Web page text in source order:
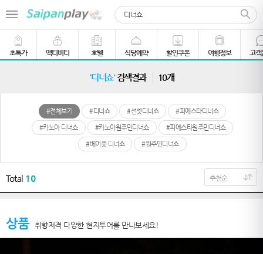
초특가 액티비티 호텔 식당예약 할인쿠폰 여행정보 고객
'디너쇼'검색결과 10개
#전체보기 #디너쇼 #선셋디너쇼 #피에스타디너쇼
#카노아 디너쇼 #카노아원주민디너쇼 #피에스타원주민디너쇼
#베어풋 디너쇼 #원주민디너쇼
Total 10
상품 취향저격 다양한 현지투어를 만나보세요!